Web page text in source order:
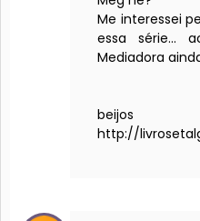
Me interessei
essa série...
Mediadora
beijos
http://